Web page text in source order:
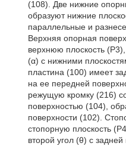
(108). Две нижние
образуют нижние
параллельные и
Верхняя опорная
верхнюю плоскость
(α) с нижними
пластина (100) имеет
на ее передней
режущую кромку (216)
поверхностью (104),
поверхности (102).
стопорную плоскость
второй угол (θ) с задней